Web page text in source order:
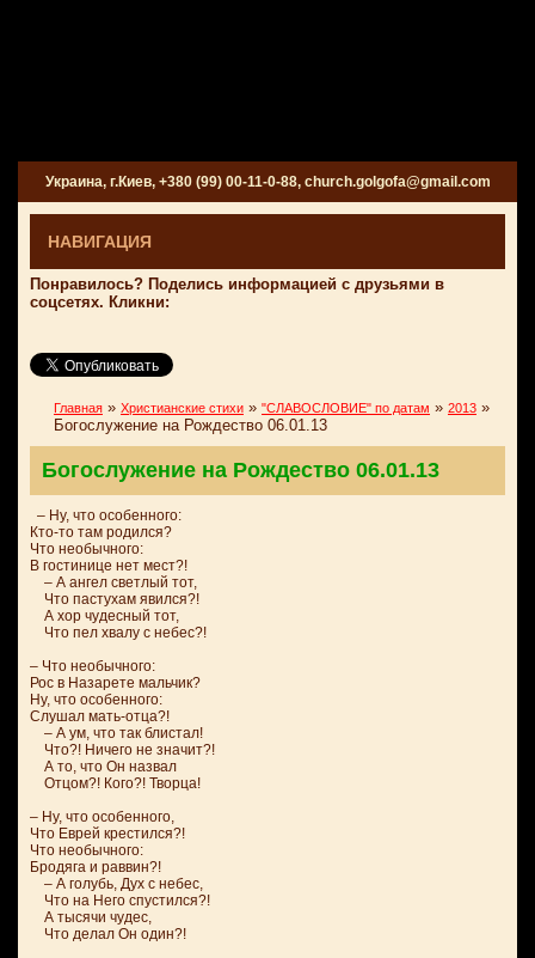
Украина, г.Киев, +380 (99) 00-11-0-88, church.golgofa@gmail.com
НАВИГАЦИЯ
Понравилось? Поделись информацией с друзьями в
соцсетях. Кликни:
Главная » Христианские стихи » "СЛАВОСЛОВИЕ" по датам » 2013 »
Богослужение на Рождество 06.01.13
Богослужение на Рождество 06.01.13
– Ну, что особенного:
Кто-то там родился?
Что необычного:
В гостинице нет мест?!
– А ангел светлый тот,
Что пастухам явился?!
А хор чудесный тот,
Что пел хвалу с небес?!
– Что необычного:
Рос в Назарете мальчик?
Ну, что особенного:
Слушал мать-отца?!
– А ум, что так блистал!
Что?! Ничего не значит?!
А то, что Он назвал
Отцом?! Кого?! Творца!
– Ну, что особенного,
Что Еврей крестился?!
Что необычного:
Бродяга и раввин?!
– А голубь, Дух с небес,
Что на Него спустился?!
А тысячи чудес,
Что делал Он один?!